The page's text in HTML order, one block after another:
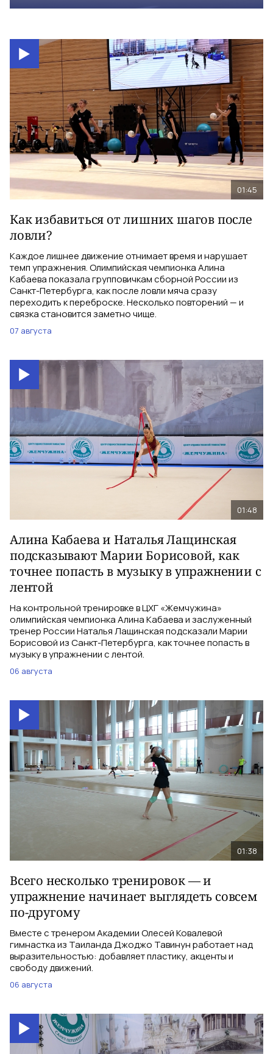
01:45
Как избавиться от лишних шагов после
ловли?
Каждое лишнее движение отнимает время и нарушает
темп упражнения. Олимпийская чемпионка Алина
Кабаева показала групповичкам сборной России из
Санкт-Петербурга, как после ловли мяча сразу
переходить к переброске. Несколько повторений — и
связка становится заметно чище.
07 августа
01:48
Алина Кабаева и Наталья Лащинская
подсказывают Марии Борисовой, как
точнее попасть в музыку в упражнении с
лентой
На контрольной тренировке в ЦХГ «Жемчужина»
олимпийская чемпионка Алина Кабаева и заслуженный
тренер России Наталья Лащинская подсказали Марии
Борисовой из Санкт-Петербурга, как точнее попасть в
музыку в упражнении с лентой.
06 августа
01:38
Всего несколько тренировок — и
упражнение начинает выглядеть совсем
по-другому
Вместе с тренером Академии Олесей Ковалевой
гимнастка из Таиланда Джоджо Тавинун работает над
выразительностью: добавляет пластику, акценты и
свободу движений.
06 августа